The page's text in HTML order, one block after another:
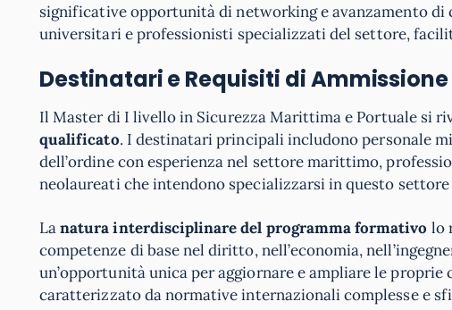
significative opportunità di networking e avanzamento
universitari e professionisti specializzati del settore,
Destinatari e Requisiti di Ammissione
Il Master di I livello in Sicurezza Marittima e Portuale si
qualificato. I destinatari principali includono personale
dell’ordine con esperienza nel settore marittimo,
neolaureati che intendono specializzarsi in questo
Lanatura interdisciplinare del programma formativo lo
competenze di base nel diritto, nell’economia,
un’opportunità unica per aggiornare e ampliare le
caratterizzato da normative internazionali complesse e